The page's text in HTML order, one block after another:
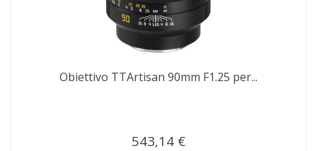
Obiettivo TTArtisan 90mm F1.25 per...
543,14 €